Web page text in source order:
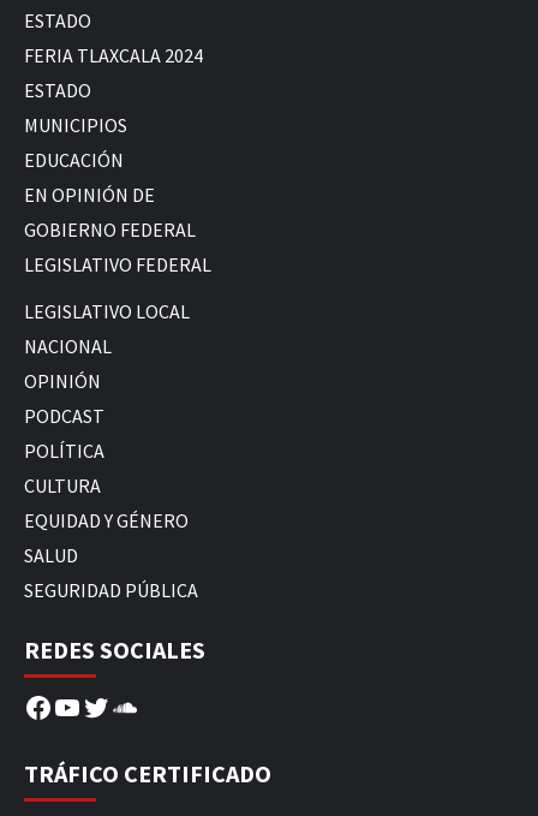
ESTADO
FERIA TLAXCALA 2024
ESTADO
MUNICIPIOS
EDUCACIÓN
EN OPINIÓN DE
GOBIERNO FEDERAL
LEGISLATIVO FEDERAL
LEGISLATIVO LOCAL
NACIONAL
OPINIÓN
PODCAST
POLÍTICA
CULTURA
EQUIDAD Y GÉNERO
SALUD
SEGURIDAD PÚBLICA
REDES SOCIALES
Facebook
YouTube
Twitter
SoundCloud
TRÁFICO CERTIFICADO